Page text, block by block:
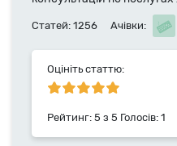
доменних імен. Фахівець
Статей: 1256 Ачівки:
Оцініть статтю:
Рейтинг: 5 з 5 Голосів: 1